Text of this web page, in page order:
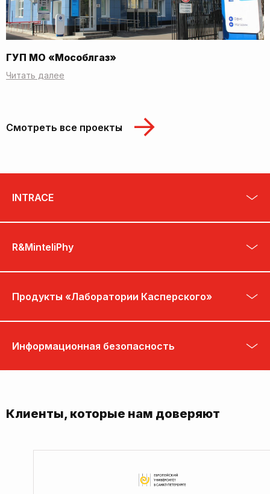
ГУП МО «Мособлгаз»
Читать далее
Смотреть все проекты
INTRACE
R&MinteliPhy
Продукты «Лаборатории Касперского»
Информационная безопасность
Клиенты, которые нам доверяют